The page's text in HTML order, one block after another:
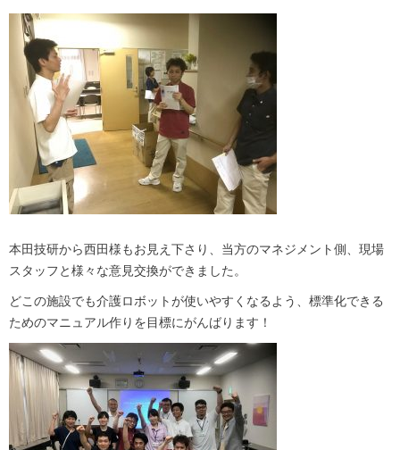
本田技研から西田様もお見え下さり、当方のマネジメント側、現場
スタッフと様々な意見交換ができました。
どこの施設でも介護ロボットが使いやすくなるよう、標準化できる
ためのマニュアル作りを目標にがんばります！